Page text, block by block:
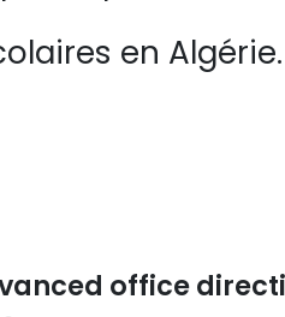
en Algérie.
office